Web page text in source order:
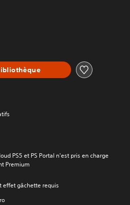
PS5 et PS Portal n'est pris en charge
Premium
effet gâchette requis